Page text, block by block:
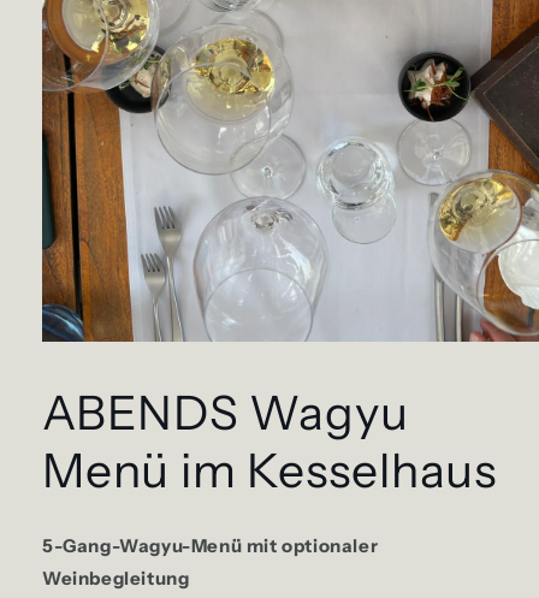
Modal
öffnen
ABENDS Wagyu
Menü im Kesselhaus
5-Gang-Wagyu-Menü mit optionaler
Weinbegleitung